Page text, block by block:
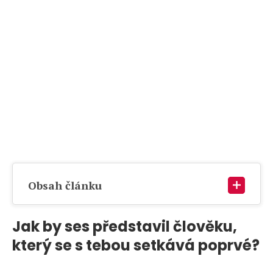
Obsah článku
Jak by ses představil člověku,
který se s tebou setkává poprvé?